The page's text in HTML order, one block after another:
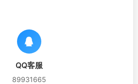
QQ客服
89931665